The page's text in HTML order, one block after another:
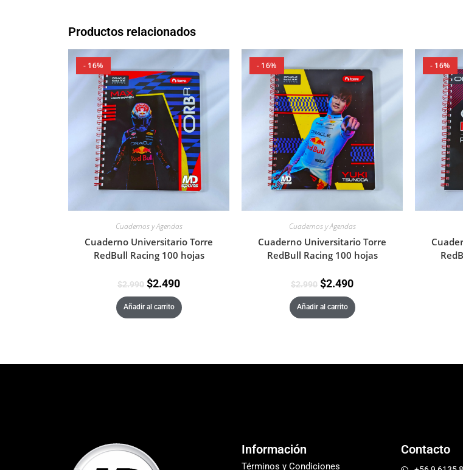
Productos relacionados
- 16%
Cuadernos y Agendas
Cuaderno Universitario Torre
RedBull Racing 100 hojas
$2.990 $2.490
Añadir al carrito
- 16%
Cuadernos y Agendas
Cuaderno Universitario Torre
RedBull Racing 100 hojas
$2.990 $2.490
Añadir al carrito
- 16%
Información
Términos y Condiciones
Contacto